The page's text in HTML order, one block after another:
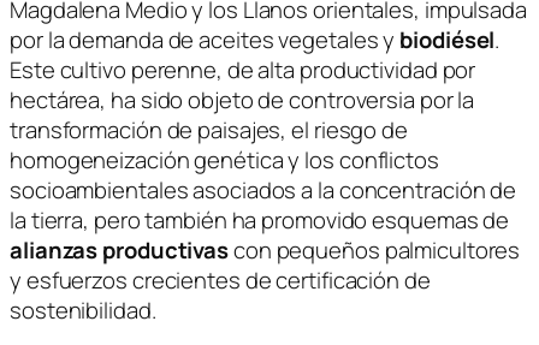
Magdalena Medio y los Llanos orientales, impulsada
por la demanda de aceites vegetales y biodiésel.
Este cultivo perenne, de alta productividad por
hectárea, ha sido objeto de controversia por la
transformación de paisajes, el riesgo de
homogeneización genética y los conflictos
socioambientales asociados a la concentración de
la tierra, pero también ha promovido esquemas de
alianzas productivascon pequeños palmicultores
y esfuerzos crecientes de certificación de
sostenibilidad.